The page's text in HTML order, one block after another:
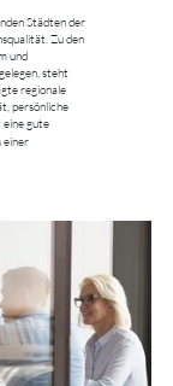
Städten der
Zu den
und
steht
regionale
persönliche
eine gute
einer